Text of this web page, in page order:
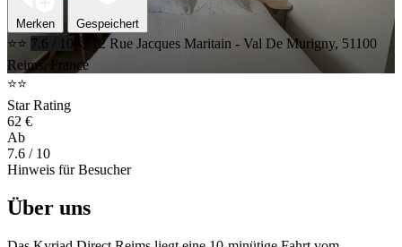
Merken Gespeichert
⭐⭐ 7.6 / 10
12 Rue Jacques Maritain - Val De Murigny, 51100
Reims, France
⭐⭐
Star Rating
62 €
Ab
7.6 / 10
Hinweis für Besucher
Über uns